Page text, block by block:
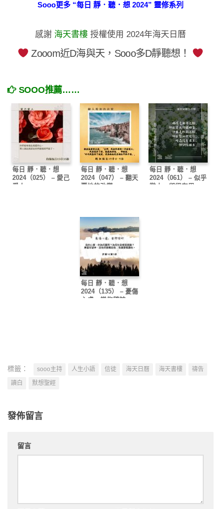
Sooo更多 “每日 靜．聽．想 2024” 靈修系列
感謝 海天書樓 授權使用 2024年海天日曆
Zooom近D海與天，Sooo多D靜聽想！
SOOO推薦……
每日 靜．聽．想
2024（025） – 愛己
愛人
每日 靜．聽．想
2024（047） – 翻天
覆地的改變
每日 靜．聽．想
2024（061） – 似乎
微小、卻很有用
每日 靜．聽．想
2024（135） – 憂傷
心慮，當仰望神
標籤： sooo主持 人生小語 信徒 海天日曆 海天書樓
禱告
讀白
默想聖經
發佈留言
留言